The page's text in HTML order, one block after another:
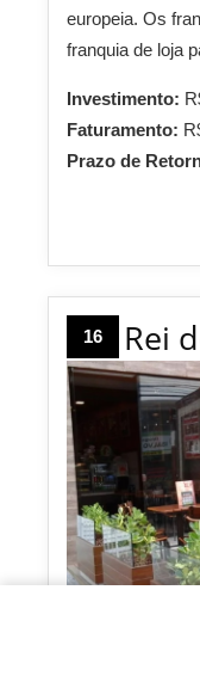
europeia. Os
franquia de loja
Investimento:
Faturamento:
Prazo de
16 Rei